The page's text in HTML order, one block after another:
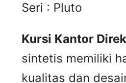
Seri : Pluto
Kursi Kantor
sintetis memiliki
kualitas dan